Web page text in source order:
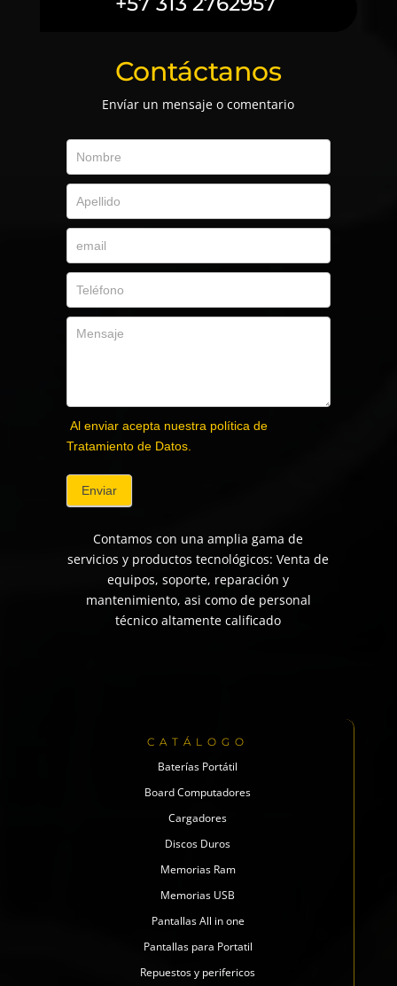
Contáctanos
Envíar un mensaje o comentario
Al enviar acepta nuestra política de
Tratamiento de Datos.
Enviar
Contamos con una amplia gama de
servicios y productos tecnológicos: Venta de
equipos, soporte, reparación y
mantenimiento, asi como de personal
técnico altamente calificado
CATÁLOGO
Baterías Portátil
Board Computadores
Cargadores
Discos Duros
Memorias Ram
Memorias USB
Pantallas All in one
Pantallas para Portatil
Repuestos y perifericos